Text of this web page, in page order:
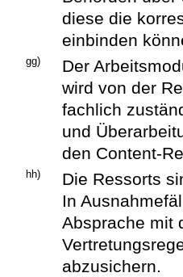
diese die
einbinden
gg)
Der
wird von der
fachlich
und
den Content-
hh)
Die Ressorts
In
Absprache mit
abzusichern.